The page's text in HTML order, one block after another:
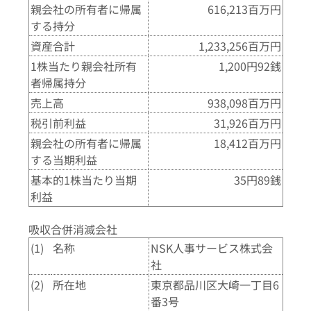
親会社の所有者に帰属
する持分
616,213百万円
資産合計
1,233,256百万円
1株当たり親会社所有
者帰属持分
1,200円92銭
売上高
938,098百万円
税引前利益
31,926百万円
親会社の所有者に帰属
する当期利益
18,412百万円
基本的1株当たり当期
利益
35円89銭
吸収合併消滅会社
(1)
名称
NSK人事サービス株式会
社
(2)
所在地
東京都品川区大崎一丁目6
番3号